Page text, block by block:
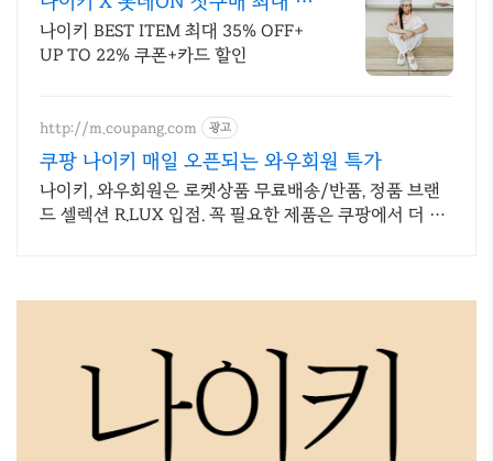
천원 혜택!
나이키 BEST ITEM 최대 35% OFF+
UP TO 22% 쿠폰+카드 할인
http://m.coupang.com 광고
쿠팡 나이키 매일 오픈되는 와우회원 특가
나이키, 와우회원은 로켓상품 무료배송/반품, 정품 브랜
드 셀렉션 R.LUX 입점. 꼭 필요한 제품은 쿠팡에서 더 저